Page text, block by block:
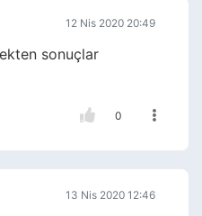
12 Nis 2020 20:49
sonuçlar
0
13 Nis 2020 12:46